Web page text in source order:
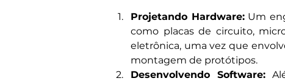
Projetando Hardware: Um
como placas de circuito,
eletrônica, uma vez que
montagem de protótipos.
Desenvolvendo Software: